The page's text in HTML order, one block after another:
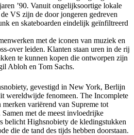
’90. Vanuit ongelijksoortige lokale
VS zijn de door jongeren gedreven
en skateboarden eindelijk geïnfiltreerd
met de iconen van muziek en
over leiden. Klanten staan uren in de rij
te kunnen kopen die ontworpen zijn
Abloh en Tom Sachs.
gevestigd in New York, Berlijn
wereldwijde fenomeen. The Incomplete
variërend van Supreme tot
met de meest invloedrijke
belicht Highsnobiety de kledingstukken
die de tand des tijds hebben doorstaan.